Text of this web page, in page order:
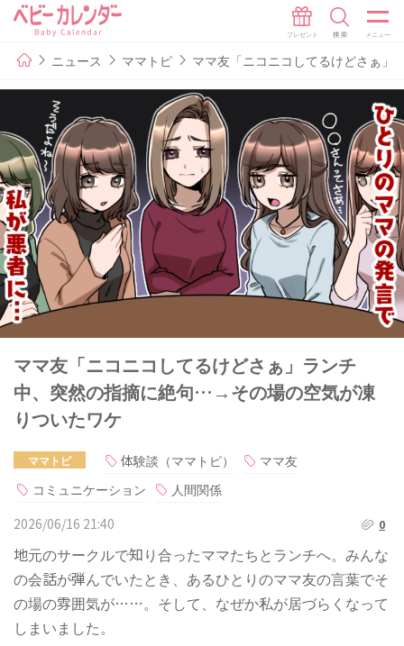
ニュース ママトピ ママ友「ニコニコしてるけどさぁ
ママ友「ニコニコしてるけどさぁ」ランチ
中、突然の指摘に絶句…→その場の空気が凍
りついたワケ
ママトピ 体験談（ママトピ）
ママ友
コミュニケーション
人間関係
2026/06/16 21:40
0
地元のサークルで知り合ったママたちとランチへ。みんな
の会話が弾んでいたとき、あるひとりのママ友の言葉でそ
の場の雰囲気が……。そして、なぜか私が居づらくなって
しまいました。